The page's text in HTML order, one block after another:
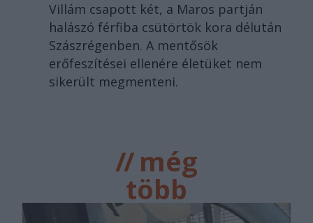
Villám csapott két, a Maros partján
halászó férfiba csütörtök kora délután
Szászrégenben. A mentősök
erőfeszítései ellenére életüket nem
sikerült megmenteni.
//még
több